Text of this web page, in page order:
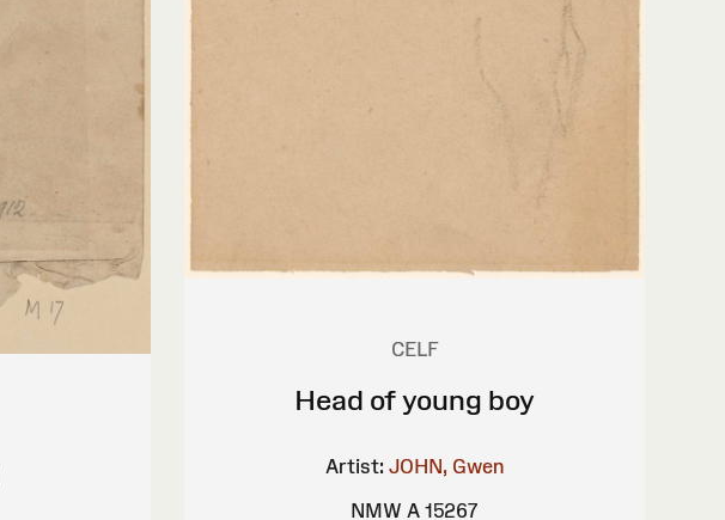
CELF
Head of young boy
Artist: JOHN, Gwen
NMW A 15267